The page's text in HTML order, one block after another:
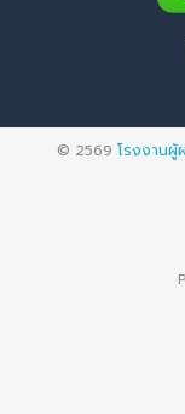
© 2569 โรงงานผู้